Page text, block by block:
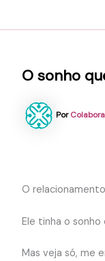
O sonho
Por
O
Ele tinha o sonho
Mas veja só, me